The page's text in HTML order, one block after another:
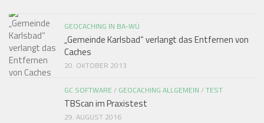
GEOCACHING IN BA-WÜ
„Gemeinde Karlsbad“ verlangt das Entfernen von
Caches
20. OKTOBER 2013
GC SOFTWARE / GEOCACHING ALLGEMEIN /TEST
TBScan im Praxistest
29. AUGUST 2016